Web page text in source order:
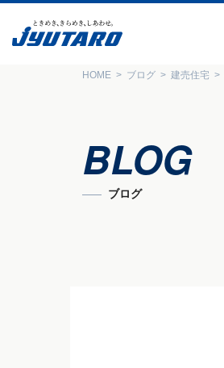
HOME ブログ 建売住宅
BLOG
ブログ